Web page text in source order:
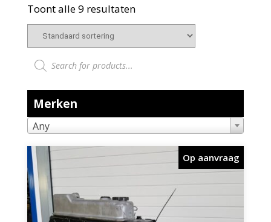
Toont alle 9 resultaten
Producten zoeken
Merken
Any
Op aanvraag